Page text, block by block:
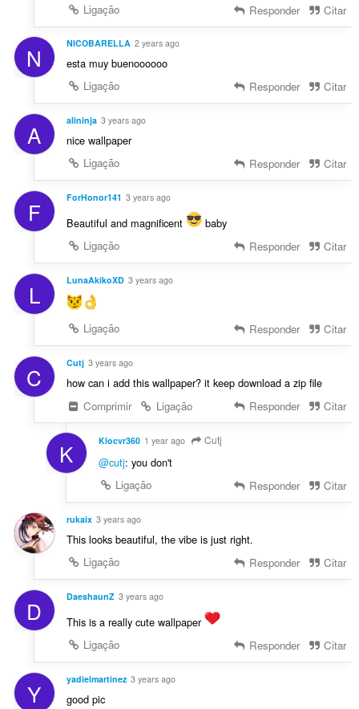
Ligação
Responder Citar
N NICOBARELLA 2 years ago
esta muy buenoooooo
Ligação
Responder Citar
A alininja 3 years ago
nice wallpaper
Ligação
Responder Citar
F ForHonor141 3 years ago
Beautiful and magnificent
baby
Ligação
Responder Citar
L LunaAkikoXD 3 years ago
Ligação Responder Citar
C Cutj 3 years ago
how can i add this wallpaper? it keep download a zip file
Comprimir
Ligação Responder Citar
K Klocvr360 1 year ago Cutj
@cutj: you don't
Ligação
Responder Citar
rukaix 3 years ago
This looks beautiful, the vibe is just right.
Ligação
Responder Citar
D DaeshaunZ 3 years ago
This is a really cute wallpaper
Ligação
Responder Citar
Y yadielmartinez 3 years ago
good pic